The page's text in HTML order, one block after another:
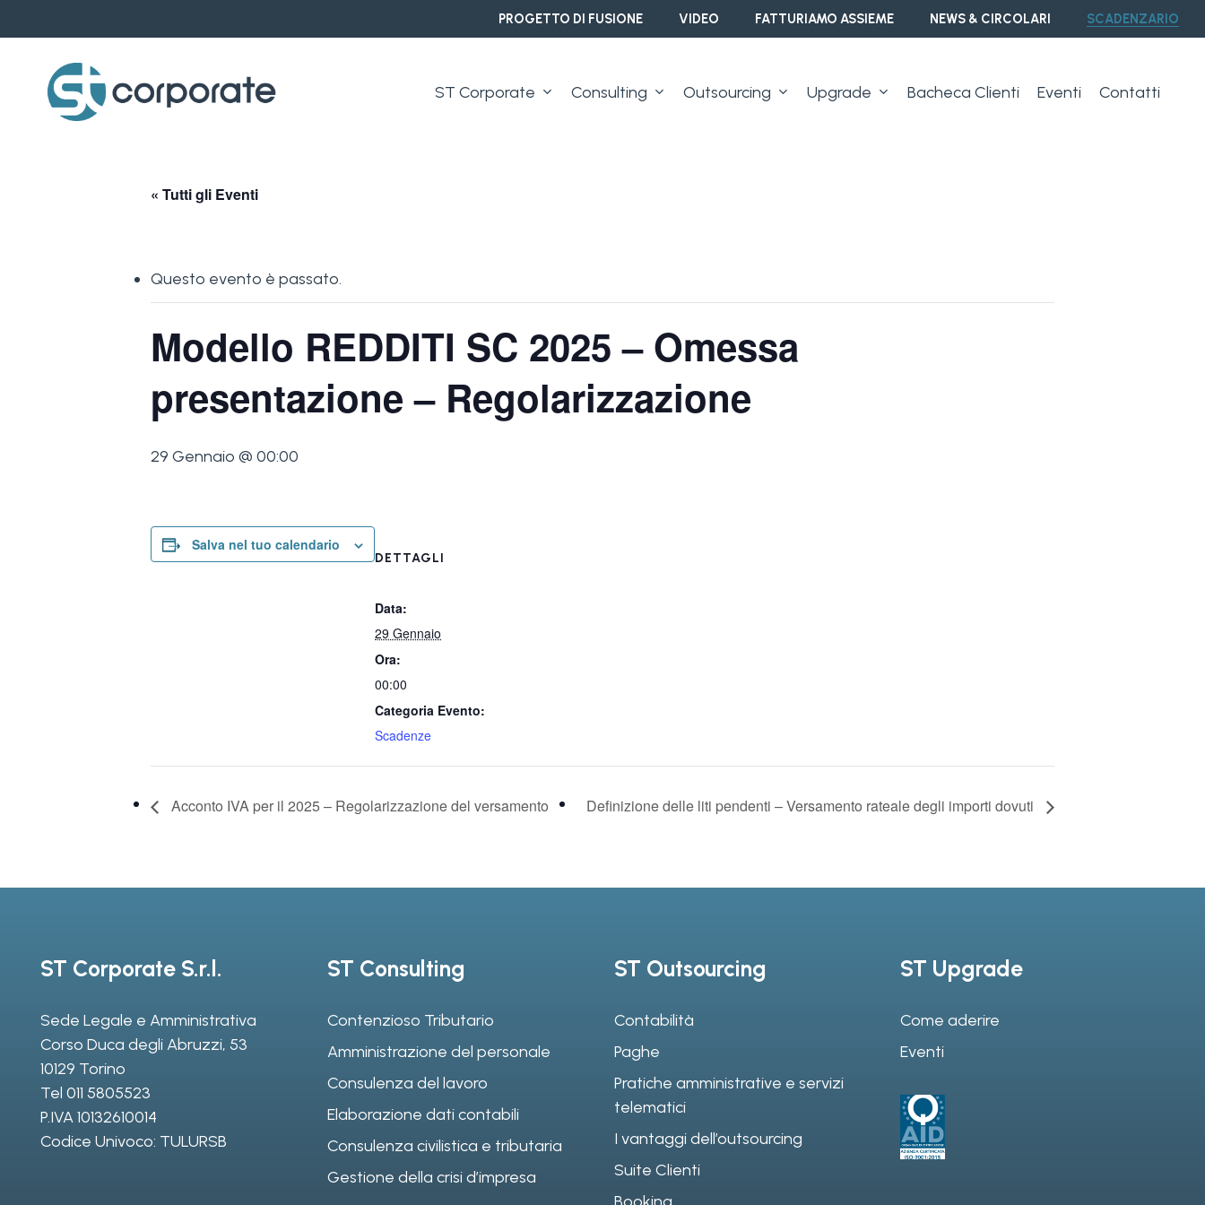
to
content
PROGETTO DI FUSIONE VIDEO FATTURIAMO ASSIEME NEWS & CIRCOLARI SCADENZARIO
ST Corporate Consulting Outsourcing Upgrade Bacheca Clienti Eventi Contatti
« Tutti gli Eventi
Questo evento è passato.
Modello REDDITI SC 2025 – Omessa
presentazione – Regolarizzazione
29 Gennaio @ 00:00
Salva nel tuo calendario
DETTAGLI
Data:
29 Gennaio
Ora:
00:00
Categoria Evento:
Scadenze
Acconto IVA per il 2025 – Regolarizzazione del versamento Definizione delle liti pendenti – Versamento rateale degli importi dovuti
ST Corporate S.r.l.
Sede Legale e Amministrativa
Corso Duca degli Abruzzi, 53
10129 Torino
Tel 011 5805523
P.IVA 10132610014
Codice Univoco: TULURSB
ST Consulting
Contenzioso Tributario
Amministrazione del personale
Consulenza del lavoro
Elaborazione dati contabili
Consulenza civilistica e tributaria
Gestione della crisi d’impresa
ST Outsourcing
Contabilità
Paghe
Pratiche amministrative e servizi
telematici
I vantaggi dell’outsourcing
Suite Clienti
ST Upgrade
Come aderire
Eventi